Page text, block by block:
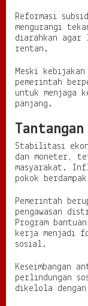
Reformasi
mengurangi
diarahkan agar
rentan.
Meski
pemerintah
untuk menjaga
panjang.
Stabilitasi
dan moneter,
masyarakat.
pokok
Pemerintah
pengawasan
Program
kerja menjadi
sosial.
Keseimbangan
perlindungan
dikelola